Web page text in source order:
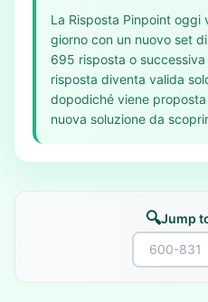
La Risposta Pinpoint oggi
giorno con un nuovo set
695 risposta o
risposta diventa valida
dopodiché viene
nuova soluzione da
🔍Jump